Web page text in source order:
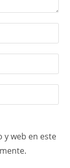
web en este